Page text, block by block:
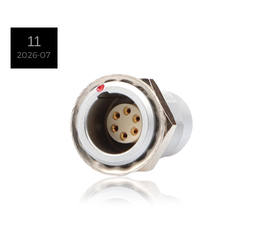
11
2026-07